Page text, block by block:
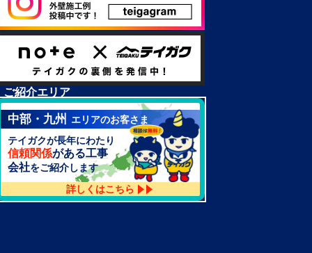
ご紹介エリア
中部・九州
エリアのお客さま
テイガクが長年にわたり
信頼関係がある工事
会社をご紹介します
詳しくはこちら